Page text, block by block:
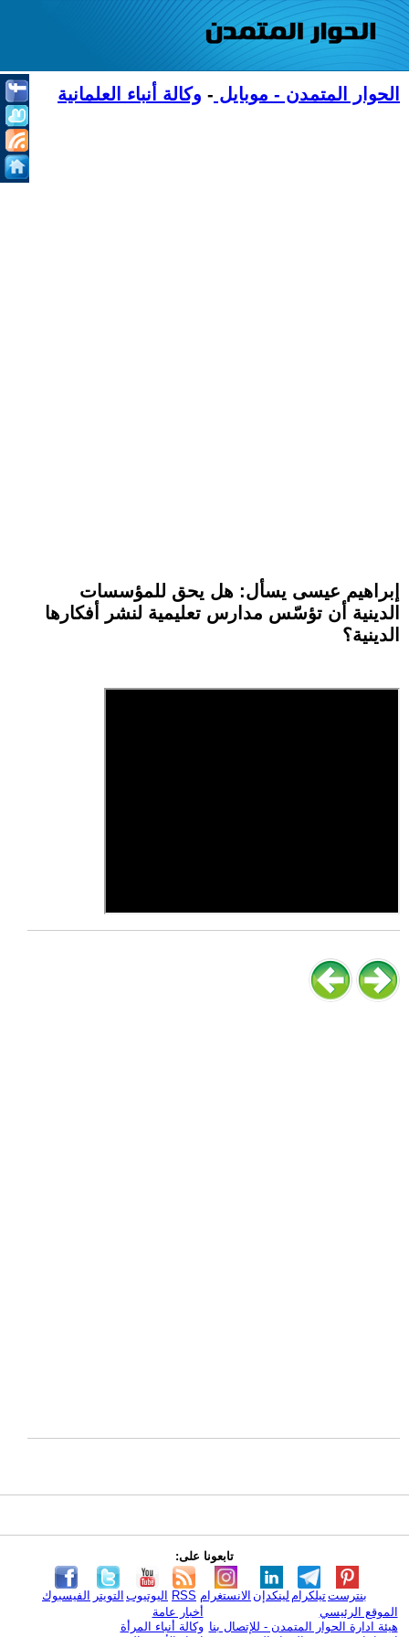
الحوار المتمدن - موبايل - وكالة أنباء العلمانية
إبراهيم عيسى يسأل: هل يحق للمؤسسات
الدينية أن تؤسّس مدارس تعليمية لنشر أفكارها
الدينية؟
تابعونا على:
الفيسبوك التويتر اليوتيوب RSS الانستغرام لينكدإن تيلكرامبنترست
الموقع الرئيسي
هيئة ادارة الحوار المتمدن - للإتصال بنا
أخبار عامة
وكالة أنباء المرأة